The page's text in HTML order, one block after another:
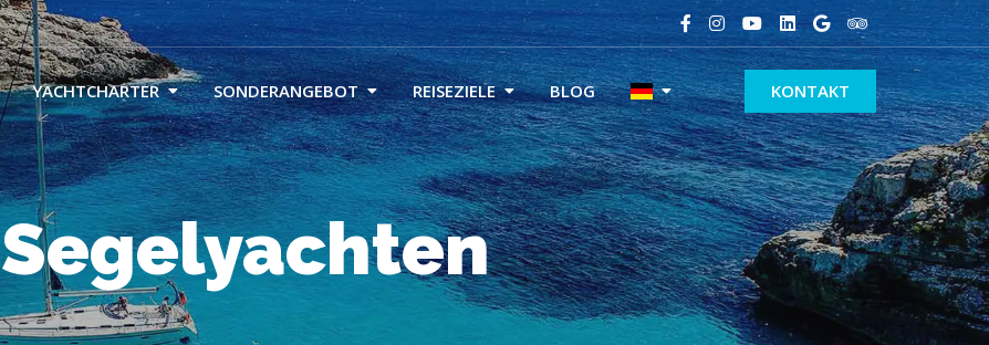
YACHTCHARTER SONDERANGEBOT REISEZIELE BLOG KONTAKT
Segelyachten